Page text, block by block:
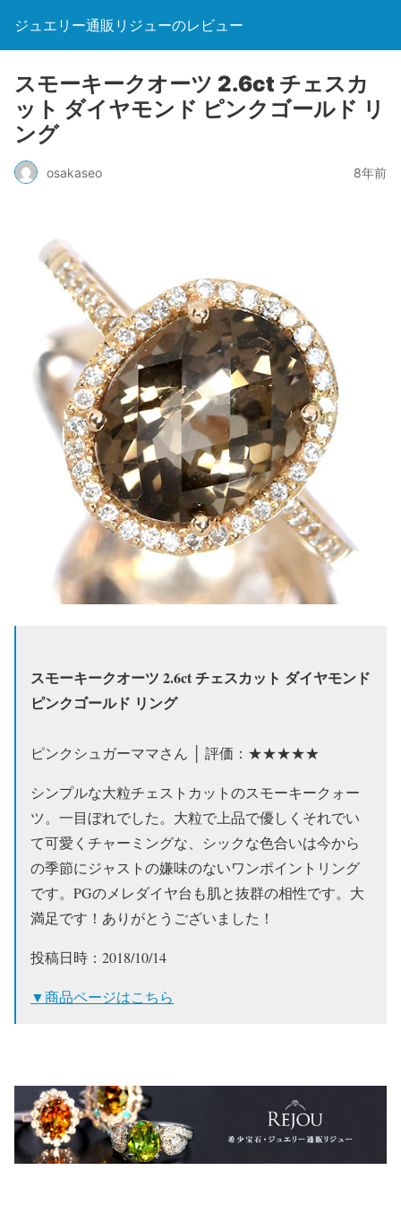
ジュエリー通販リジューのレビュー
スモーキークオーツ 2.6ct チェスカ
ット ダイヤモンド ピンクゴールド リ
ング
osakaseo 8年前
スモーキークオーツ 2.6ct チェスカット ダイヤモンド
ピンクゴールド リング
ピンクシュガーママさん │ 評価：★★★★★
シンプルな大粒チェストカットのスモーキークォー
ツ。一目ぼれでした。大粒で上品で優しくそれでい
て可愛くチャーミングな、シックな色合いは今から
の季節にジャストの嫌味のないワンポイントリング
です。PGのメレダイヤ台も肌と抜群の相性です。大
満足です！ありがとうございました！
投稿日時：2018/10/14
▼商品ページはこちら